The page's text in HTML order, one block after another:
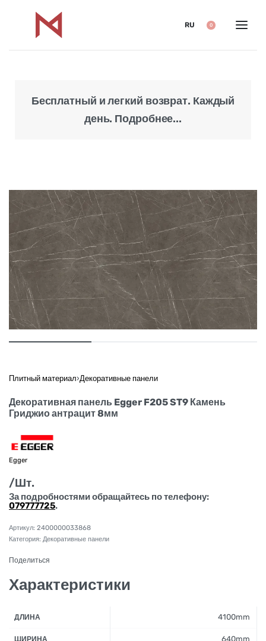
RU 0
Бесплатный и легкий возврат. Каждый
день. Подробнее...
Плитный материал›Декоративные панели
Декоративная панель Egger F205 ST9 Камень
Гриджио антрацит 8мм
Egger
/Шт.
За подробностями обращайтесь по телефону:
079777725.
2400000033868
Категория: Декоративные панели
Поделиться
Характеристики
ДЛИНА 4100mm
ШИРИНА 640mm